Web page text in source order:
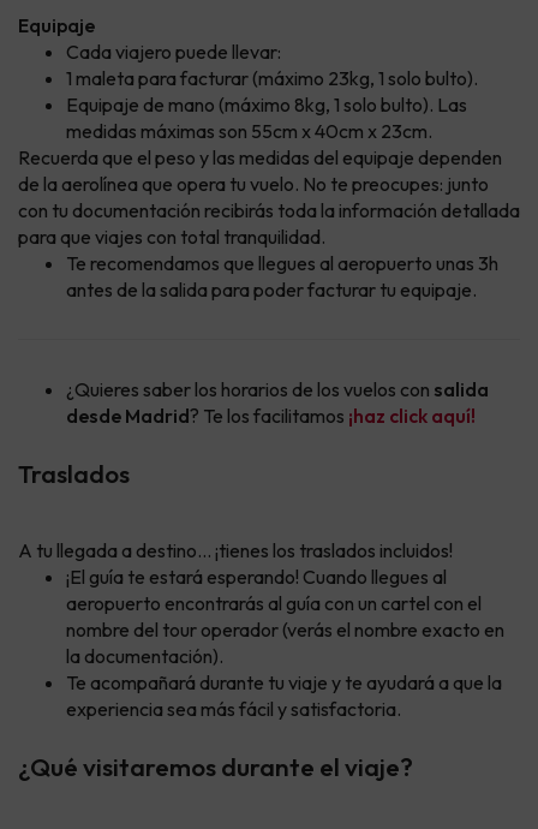
Equipaje
Cada viajero puede llevar:
1 maleta para facturar (máximo 23kg, 1 solo bulto).
Equipaje de mano (máximo 8kg, 1 solo bulto). Las
medidas máximas son 55cm x 40cm x 23cm.
Recuerda que el peso y las medidas del equipaje dependen
de la aerolínea que opera tu vuelo. No te preocupes: junto
con tu documentación recibirás toda la información detallada
para que viajes con total tranquilidad.
Te recomendamos que llegues al aeropuerto unas 3h
antes de la salida para poder facturar tu equipaje.
¿Quieres saber los horarios de los vuelos con salida
desde Madrid? Te los facilitamos ¡haz click aquí!
Traslados
A tu llegada a destino... ¡tienes los traslados incluidos!
¡El guía te estará esperando! Cuando llegues al
aeropuerto encontrarás al guía con un cartel con el
nombre del tour operador (verás el nombre exacto en
la documentación).
Te acompañará durante tu viaje y te ayudará a que la
experiencia sea más fácil y satisfactoria.
¿Qué visitaremos durante el viaje?